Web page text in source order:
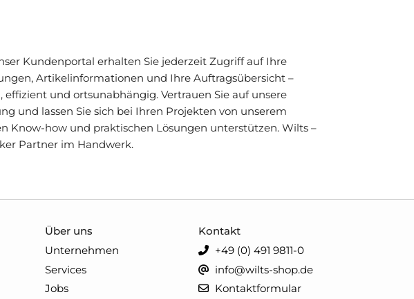
Kundenportal erhalten Sie jederzeit Zugriff auf Ihre
Artikelinformationen und Ihre Auftragsübersicht –
effizient und ortsunabhängig. Vertrauen Sie auf unsere
und lassen Sie sich bei Ihren Projekten von unserem
Know-how und praktischen Lösungen unterstützen. Wilts –
Partner im Handwerk.
Über uns
Unternehmen
Services
Jobs
Kontakt
+49 (0) 491 9811-0
info@wilts-shop.de
Kontaktformular